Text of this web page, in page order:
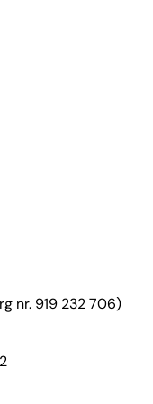
nr. 919 232 706)